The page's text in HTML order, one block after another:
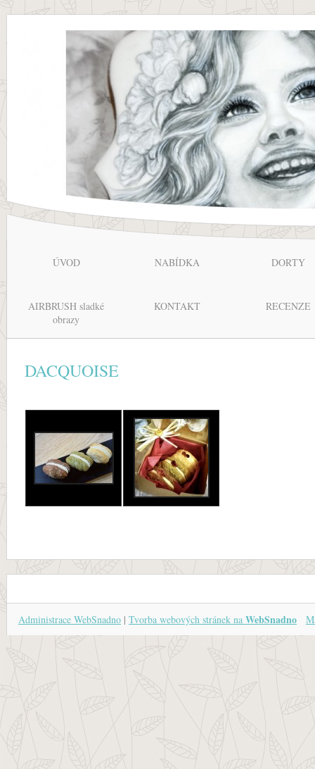
ÚVOD NABÍDKA DORTY
AIRBRUSH sladké
obrazy
KONTAKT RECENZE
DACQUOISE
Administrace WebSnadno | Tvorba webových stránek na WebSnadno